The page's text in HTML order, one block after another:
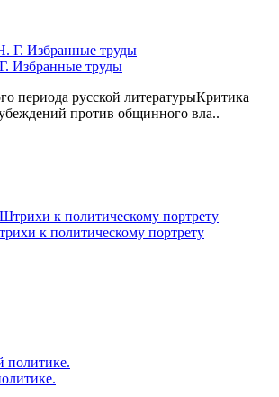
Избранные труды
периода русской литературыКритика
против общинного вла..
к политическому портрету